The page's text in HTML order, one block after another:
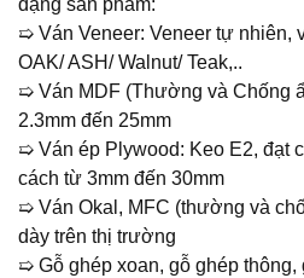
dạng sản phẩm:
➯ Ván Veneer: Veneer tự nhiên,
OAK/ ASH/ Walnut/ Teak,..
➯ Ván MDF (Thường và Chống
2.3mm đến 25mm
➯ Ván ép Plywood: Keo E2, đạt
cách từ 3mm đến 30mm
➯ Ván Okal, MFC (thường và
dày trên thị trường
➯ Gỗ ghép xoan, gỗ ghép thông,